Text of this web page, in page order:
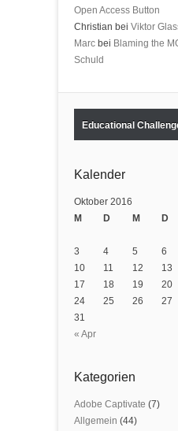
Open Access Button
Christian bei Viktor
Marc bei Blaming the
Schuld
Educational
Kalender
Oktober 2016
M
D M D
« Apr
3
4 5 6
10
11 12 13
17
18 19 20
24
25 26 27
31
Kategorien
Adobe Captivate (7)
Allgemein (44)